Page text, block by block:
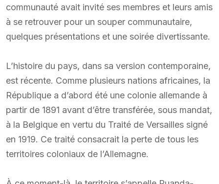
communauté avait invité ses membres et leurs amis
à se retrouver pour un souper communautaire,
quelques présentations et une soirée divertissante.
L’histoire du pays, dans sa version contemporaine,
est récente. Comme plusieurs nations africaines, la
République a d’abord été une colonie allemande à
partir de 1891 avant d’être transférée, sous mandat,
à la Belgique en vertu du Traité de Versailles signé
en 1919. Ce traité consacrait la perte de tous les
territoires coloniaux de l’Allemagne.